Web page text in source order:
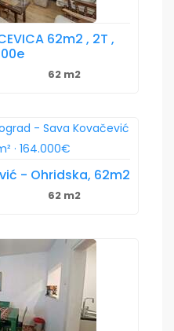
62m2 , 2T ,
62 m2
- Ohridska, 62m2
62 m2